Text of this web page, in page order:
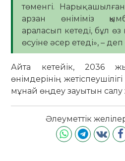
төменгі. Нарық
арзан өніміміз
араласып кетеді, бұл өз
өсуіне әсер етеді», –
Айта кетейік, 2036
өнімдерінің
мұнай өңдеу зауытын
Әлеуметтік